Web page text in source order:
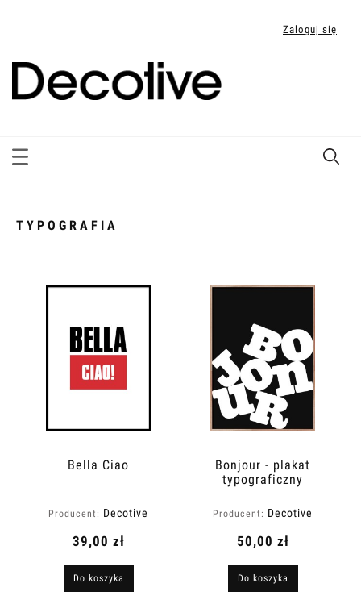
Zaloguj się
TYPOGRAFIA
Bella Ciao
Producent: Decotive
39,00 zł
Do koszyka
Bonjour - plakat
typograficzny
Producent: Decotive
50,00 zł
Do koszyka